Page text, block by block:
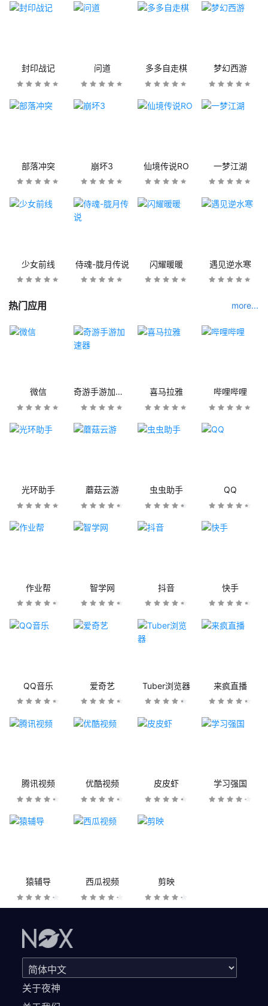
封印战记 问道 多多自走棋 梦幻西游
部落冲突 崩坏3 仙境传说RO 一梦江湖
少女前线 侍魂-胧月传说 闪耀暖暖 遇见逆水寒
热门应用 more...
微信 奇游手游加速器 喜马拉雅 哔哩哔哩
光环助手 蘑菇云游 虫虫助手 QQ
作业帮 智学网 抖音 快手
QQ音乐 爱奇艺 Tuber浏览器 来疯直播
腾讯视频 优酷视频 皮皮虾 学习强国
猿辅导 西瓜视频 剪映
关于夜神